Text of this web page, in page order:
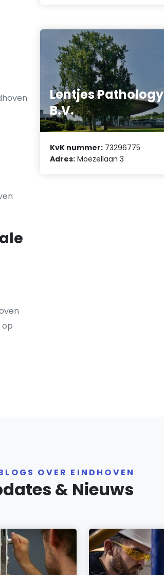
op
Lentjes Pathology
B.V.
KvK nummer: 73296775
Adres: Moezellaan 3
OVER EINDHOVEN
& Nieuws